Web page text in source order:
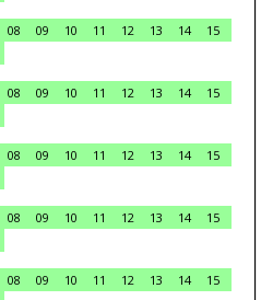
08 09 10 11 12 13 14
15
08 09 10 11 12 13 14
15
08 09 10 11 12 13 14
15
08 09 10 11 12 13 14
15
08 09 10 11 12 13 14
15